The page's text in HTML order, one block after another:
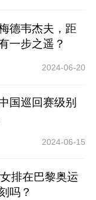
德韦杰夫，距
一步之遥？
2024-06-20
国巡回赛级别
2024-06-15
排在巴黎奥运
吗？